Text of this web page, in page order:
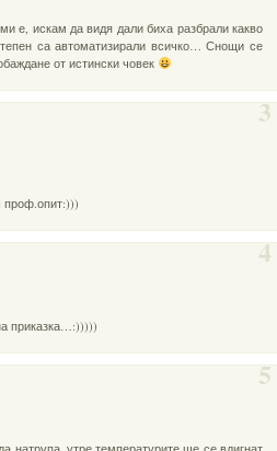
е, искам да видя дали биха разбрали какво
са автоматизирали всичко… Снощи се
от истински човек
3
проф.опит:)))
4
приказка…:)))))
5